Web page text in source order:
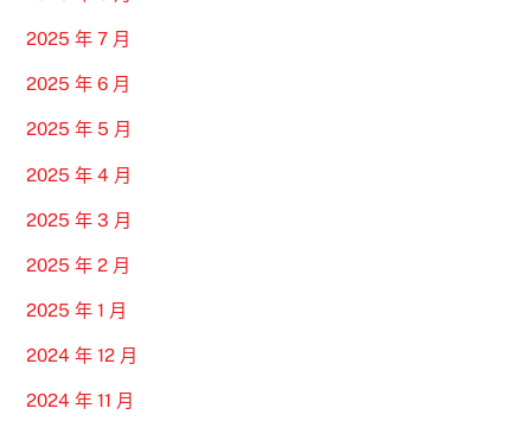
2025 年 7 月
2025 年 6 月
2025 年 5 月
2025 年 4 月
2025 年 3 月
2025 年 2 月
2025 年 1 月
2024 年 12 月
2024 年 11 月